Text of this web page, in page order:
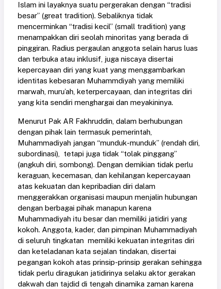
Islam ini layaknya suatu pergerakan dengan “tradisi
besar” (great tradition). Sebaliknya tidak
mencerminkan “tradisi kecil” (small tradition) yang
menampakkan diri seolah minoritas yang berada di
pinggiran. Radius pergaulan anggota selain harus luas
dan terbuka atau inklusif, juga niscaya disertai
kepercayaan diri yang kuat yang menggambarkan
identitas kebesaran Muhammdiyah yang memiliki
marwah, muru’ah, keterpercayaan, dan integritas diri
yang kita sendiri menghargai dan meyakininya.
Menurut Pak AR Fakhruddin, dalam berhubungan
dengan pihak lain termasuk pemerintah,
Muhammadiyah jangan “munduk-munduk” (rendah diri,
subordinasi), tetapi juga tidak “tolak pinggang”
(angkuh diri, sombong). Dengan demikian tidak perlu
keraguan, kecemasan, dan kehilangan kepercayaan
atas kekuatan dan kepribadian diri dalam
menggerakkan organisasi maupun menjalin hubungan
dengan berbagai pihak manapun karena
Muhammadiyah itu besar dan memiliki jatidiri yang
kokoh. Anggota, kader, dan pimpinan Muhammadiyah
di seluruh tingkatan memiliki kekuatan integritas diri
dan keteladanan kata sejalan tindakan, disertai
pegangan kokoh atas prinsip-prinsip gerakan sehingga
tidak perlu diragukan jatidirinya selaku aktor gerakan
dakwah dan tajdid di tengah dinamika zaman karena